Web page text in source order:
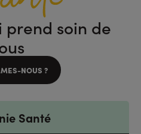
prend soin de
NOUS ?
Santé